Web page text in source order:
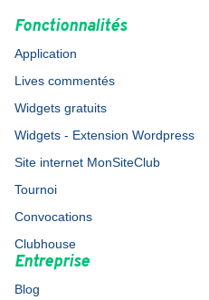
Fonctionnalités
Application
Lives commentés
Widgets gratuits
Widgets - Extension Wordpress
Site internet MonSiteClub
Tournoi
Convocations
Clubhouse
Entreprise
Blog